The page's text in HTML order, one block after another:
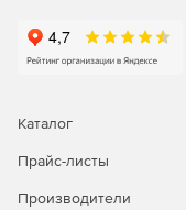
Фильтр (поиск) в
Окно «Акт
Каталог
Прайс-листы
Производители